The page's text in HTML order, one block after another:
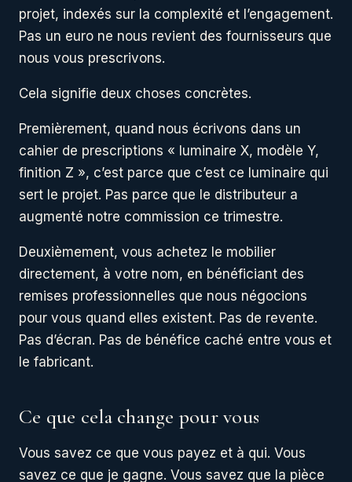
projet, indexés sur la complexité et l’engagement.
Pas un euro ne nous revient des fournisseurs que
nous vous prescrivons.
Cela signifie deux choses concrètes.
Premièrement, quand nous écrivons dans un
cahier de prescriptions « luminaire X, modèle Y,
finition Z », c’est parce que c’est ce luminaire qui
sert le projet. Pas parce que le distributeur a
augmenté notre commission ce trimestre.
Deuxièmement, vous achetez le mobilier
directement, à votre nom, en bénéficiant des
remises professionnelles que nous négocions
pour vous quand elles existent. Pas de revente.
Pas d’écran. Pas de bénéfice caché entre vous et
le fabricant.
Ce que cela change pour vous
Vous savez ce que vous payez et à qui. Vous
savez ce que je gagne. Vous savez que la pièce